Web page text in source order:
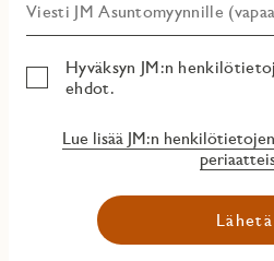
Viesti JM Asuntomyynnille
Hyväksyn JM:n
ehdot.
Lue lisää JM:n
Lähetä